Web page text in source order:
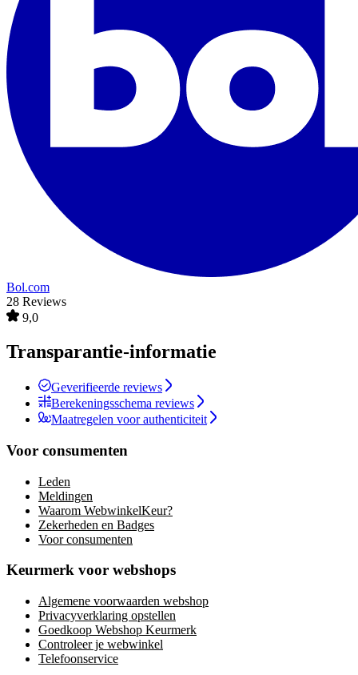
Bol.com
28 Reviews
9,0
Transparantie-informatie
Geverifieerde reviews
Berekeningsschema reviews
Maatregelen voor authenticiteit
Voor consumenten
Leden
Meldingen
Waarom WebwinkelKeur?
Zekerheden en Badges
Voor consumenten
Keurmerk voor webshops
Algemene voorwaarden webshop
Privacyverklaring opstellen
Goedkoop Webshop Keurmerk
Controleer je webwinkel
Telefoonservice